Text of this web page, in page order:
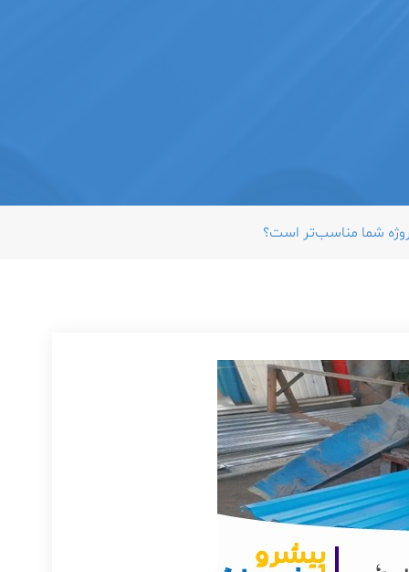
شما مناسب‌تر است؟